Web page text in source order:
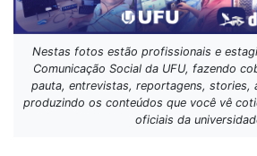
Nestas fotos estão profissionais e
Comunicação Social da UFU, fazendo
pauta, entrevistas, reportagens, stories,
produzindo os conteúdos que você vê
oficiais da